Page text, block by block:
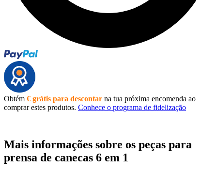
Obtém € grátis para descontar na tua próxima encomenda ao
comprar estes produtos. Conhece o programa de fidelização
Mais informações sobre os peças para
prensa de canecas 6 em 1